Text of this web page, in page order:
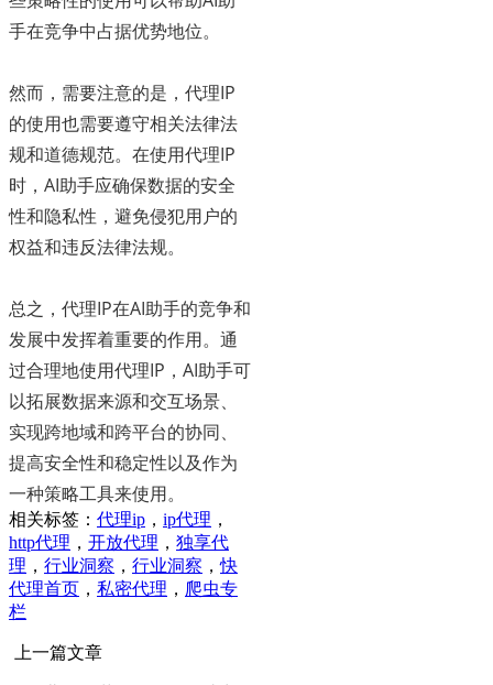
手在竞争中占据优势地位。
然而，需要注意的是，代理IP
的使用也需要遵守相关法律法
规和道德规范。在使用代理IP
时，AI助手应确保数据的安全
性和隐私性，避免侵犯用户的
权益和违反法律法规。
总之，代理IP在AI助手的竞争和
发展中发挥着重要的作用。通
过合理地使用代理IP，AI助手可
以拓展数据来源和交互场景、
实现跨地域和跨平台的协同、
提高安全性和稳定性以及作为
一种策略工具来使用。
相关标签： 代理ip ， ip代理 ，
http代理 ， 开放代理 ， 独享代
理 ， 行业洞察 ， 行业洞察 ，快
代理首页 ， 私密代理 ， 爬虫专
栏
上一篇文章